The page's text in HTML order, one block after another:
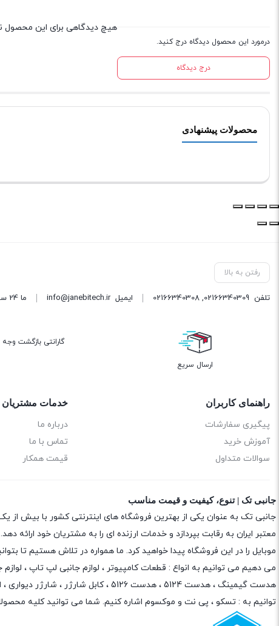
درمورد این محصول دیدگاه درج کنید.
درج دیدگاه
هیچ دیدگاهی برای این
محصولات پیشنهادی
رفتن به بالا
تلفن 02166340309
,
02166340308 ایمیلinfo@janebitech.ir ما 24 ساعته 7 روز هفته پاسخگوی شما هستیم.
ارسال سریع
گارانتی بازگشت وجه
راهنمای کاربران
پیگیری سفارشات
آموزش خرید
سوالات متداول
خدمات مشتریان
درباره ما
تماس با ما
قیمت همکار
جانبی تک | تنوع، کیفیت و قیمت مناسب
جانبی تک به عنوان یکی از بهترین فروشگاه های اینترنتی کشور با بیش
معتبر ایران به رقابت بپردازد و خدمات ارزنده ای را به مشتریان خود
موبایل را در این فروشگاه پیدا خواهید کرد. ما همواره در تلاش هستیم تا
می دهیم می توانیم به انواع : قطعات کامپیوتر ، لوازم جانبی لپ تاپ ،
هدست گیمینگ ، هدست 5124 ، هدست 5126 ، کابل شارژر ، شارژر دیواری ،
توانیم به : تسکو ، پی نت و موکسوم اشاره کنیم. شما می توانید کلیه